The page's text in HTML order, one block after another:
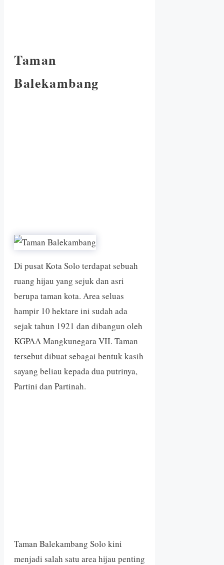
Taman
Balekambang
Di pusat Kota Solo terdapat sebuah
ruang hijau yang sejuk dan asri
berupa taman kota. Area seluas
hampir 10 hektare ini sudah ada
sejak tahun 1921 dan dibangun oleh
KGPAA Mangkunegara VII. Taman
tersebut dibuat sebagai bentuk kasih
sayang beliau kepada dua putrinya,
Partini dan Partinah.
Taman Balekambang Solo kini
menjadi salah satu area hijau penting